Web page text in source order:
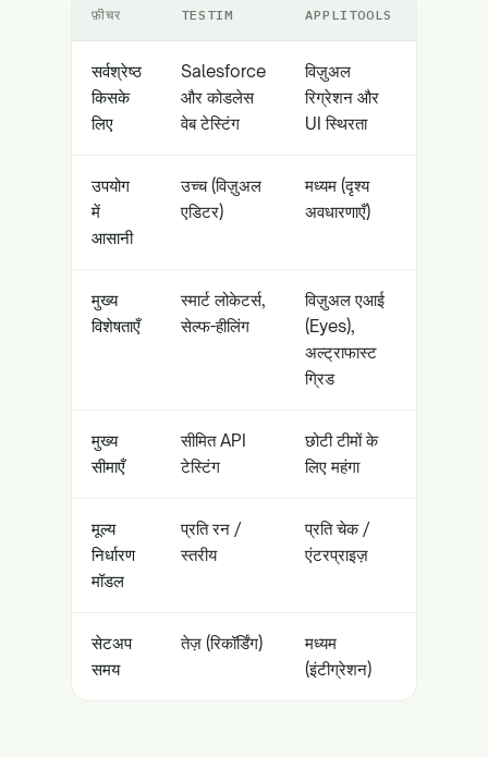
फ़ीचर TESTIM APPLITOOLS
सर्वश्रेष्ठ
किसके
लिए
Salesforce
और कोडलेस
वेब टेस्टिंग
विज़ुअल
रिग्रेशन और
UI स्थिरता
उपयोग
में
आसानी
उच्च (विज़ुअल
एडिटर)
मध्यम (दृश्य
अवधारणाएँ)
मुख्य
विशेषताएँ
स्मार्ट लोकेटर्स,
सेल्फ-हीलिंग
विज़ुअल एआई
(Eyes),
अल्ट्राफास्ट
ग्रिड
मुख्य
सीमाएँ
सीमित API
टेस्टिंग
छोटी टीमों के
लिए महंगा
मूल्य
निर्धारण
मॉडल
प्रति रन /
स्तरीय
प्रति चेक /
एंटरप्राइज़
सेटअप
समय
तेज़ (रिकॉर्डिंग)
मध्यम
(इंटीग्रेशन)